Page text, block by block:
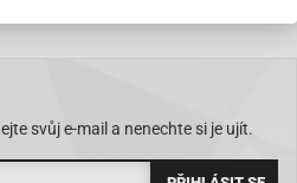
svůj e-mail a nenechte si je ujít.